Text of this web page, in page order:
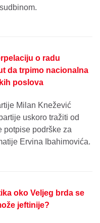
o radu
da trpimo nacionalna
poslova
Milan Knežević
uskoro tražiti od
potpise podrške za
Ervina Ibahimovića.
oko Veljeg brda se
jeftinije?